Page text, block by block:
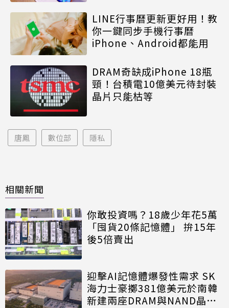
LINE行事曆更新更好用！教
你一鍵同步手機行事曆
iPhone、Android都能用
DRAM奇缺成iPhone 18瓶
頸！台積電10億美元待封裝
晶片只能枯等
唐鳳 數位部 隱私
相關新聞
你敢投資嗎？18歲少年花5萬
「囤貨20條記憶體」 拚15年
後5倍賣出
迎擊AI記憶體爆發性需求 SK
海力士豪擲381億美元於南韓
新建兩座DRAM與NAND晶圓